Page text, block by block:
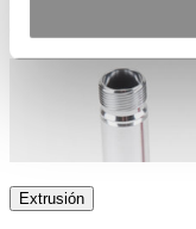
colorear y sellar, o
Extrusión